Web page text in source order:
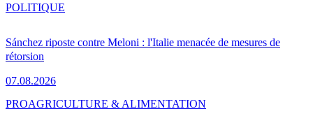
Sánchez riposte contre Meloni : l'Italie menacée de mesures de
rétorsion
07.08.2026
POLITIQUE
PROAGRICULTURE & ALIMENTATION